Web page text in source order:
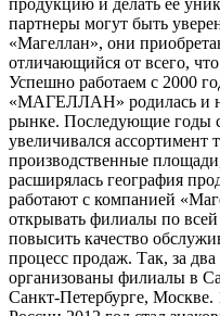
партнеры могут быть
«Магеллан», они
отличающийся от всего,
Успешно работаем с 2000
«МАГЕЛЛАН» родилась и
рынке. Последующие годы
увеличивался ассортимент
производственные
расширялась география
работают с компанией
открывать филиалы по всей
повысить качество
процесс продаж. Так, за
организованы филиалы в
Санкт-Петербурге, Москве.